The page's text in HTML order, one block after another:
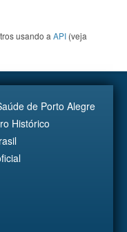
usando a API (veja
de Porto Alegre
Histórico